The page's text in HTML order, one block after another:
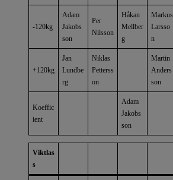
-120kg
Adam
Jakobs
son
Per
Nilsson
Håkan
Mellber
g
Markus
Larsso
n
+120kg
Jan
Lundbe
rg
Niklas
Petterss
on
Martin
Anders
son
Koeffic
ient
Adam
Jakobs
son
Viktlas
s